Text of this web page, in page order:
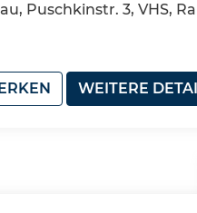
Puschkinstr. 3, VHS,
WEITERE